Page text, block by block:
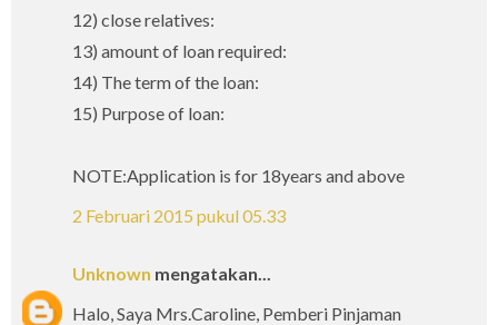
12) close relatives:
13) amount of loan required:
14) The term of the loan:
15) Purpose of loan:
NOTE:Application is for 18years and above
2 Februari 2015 pukul 05.33
Unknown mengatakan...
Halo, Saya Mrs.Caroline, Pemberi Pinjaman